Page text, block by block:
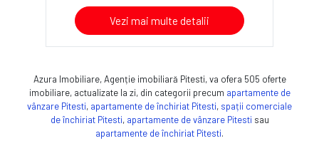
Vezi mai multe detalii
Azura Imobiliare, Agenție imobiliară Pitesti, va ofera 505 oferte
imobiliare, actualizate la zi, din categorii precum apartamente de
vânzare Pitesti, apartamente de închiriat Pitesti, spații comerciale
de închiriat Pitesti, apartamente de vânzare Pitesti sau
apartamente de închiriat Pitesti.